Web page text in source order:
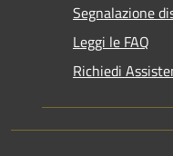
Segnalazione
Leggi le FAQ
Richiedi